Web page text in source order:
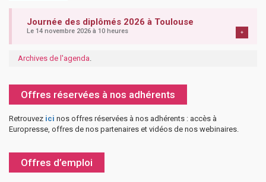
Journée des diplômés 2026 à Toulouse
Le 14 novembre 2026 à 10 heures +
Archives de l'agenda.
Offres réservées à nos adhérents
Retrouvez ici nos offres réservées à nos adhérents : accès à
Europresse, offres de nos partenaires et vidéos de nos webinaires.
Offres d’emploi